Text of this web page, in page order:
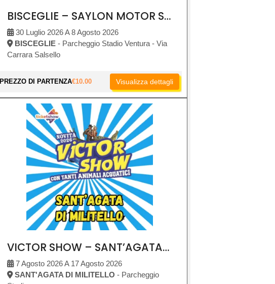
BISCEGLIE – SAYLON MOTOR SHOW
30 Luglio 2026 A 8 Agosto 2026
BISCEGLIE - Parcheggio Stadio Ventura - Via
Carrara Salsello
PREZZO DI PARTENZA€10.00 Visualizza dettagli
VICTOR SHOW – SANT’AGATA DI MILITELLO
7 Agosto 2026 A 17 Agosto 2026
SANT'AGATA DI MILITELLO - Parcheggio